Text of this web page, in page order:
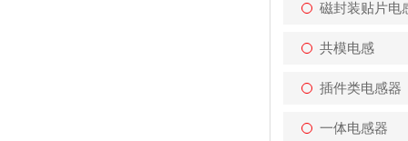
磁封装贴片电
共模电感
插件类电感器
一体电感器